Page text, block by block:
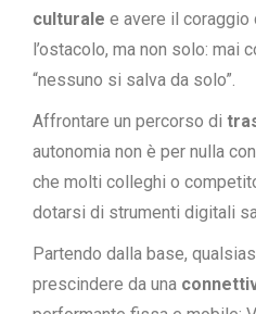
culturale e avere il
l’ostacolo, ma non solo: mai
“nessuno si salva da solo”.
Affrontare un percorso di
autonomia non è per nulla
che molti colleghi o
dotarsi di strumenti digitali
Partendo dalla base,
prescindere da una